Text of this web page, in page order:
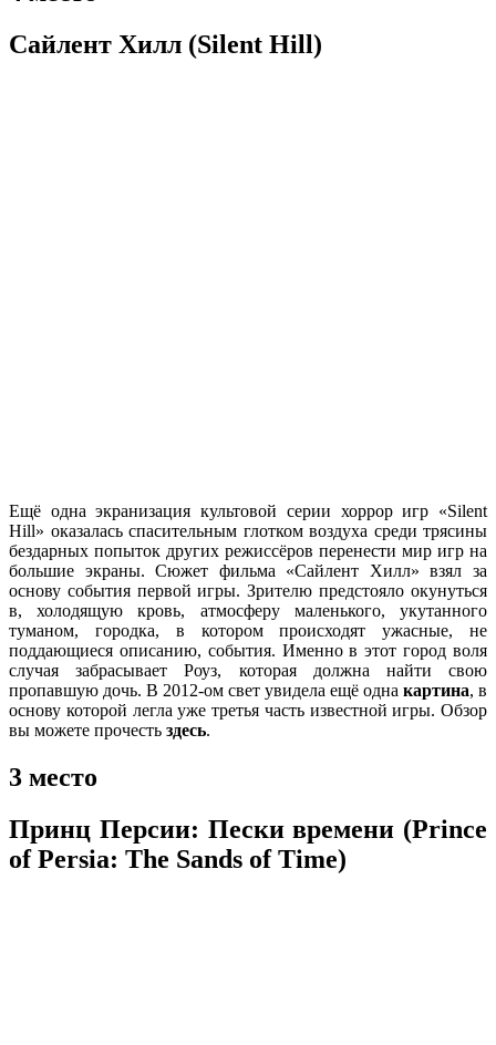
Сайлент Хилл (Silent Hill)
Ещё одна экранизация культовой серии хоррор игр «Silent
Hill» оказалась спасительным глотком воздуха среди трясины
бездарных попыток других режиссёров перенести мир игр на
большие экраны. Сюжет фильма «Сайлент Хилл» взял за
основу события первой игры. Зрителю предстояло окунуться
в, холодящую кровь, атмосферу маленького, укутанного
туманом, городка, в котором происходят ужасные, не
поддающиеся описанию, события. Именно в этот город воля
случая забрасывает Роуз, которая должна найти свою
пропавшую дочь. В 2012-ом свет увидела ещё одна картина, в
основу которой легла уже третья часть известной игры. Обзор
вы можете прочесть здесь.
3 место
Принц Персии: Пески времени (Prince
of Persia: The Sands of Time)